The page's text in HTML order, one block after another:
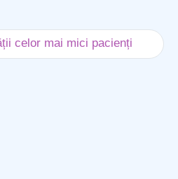
celor mai mici pacienți